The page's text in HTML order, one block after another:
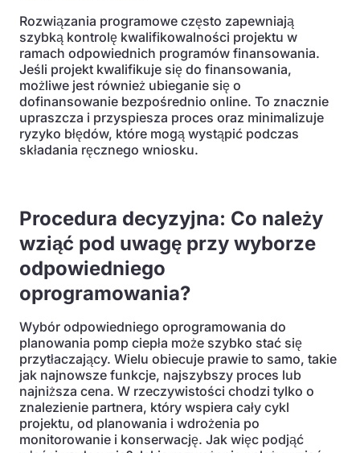
Rozwiązania programowe często zapewniają
szybką kontrolę kwalifikowalności projektu w
ramach odpowiednich programów finansowania.
Jeśli projekt kwalifikuje się do finansowania,
możliwe jest również ubieganie się o
dofinansowanie bezpośrednio online. To znacznie
upraszcza i przyspiesza proces oraz minimalizuje
ryzyko błędów, które mogą wystąpić podczas
składania ręcznego wniosku.
Procedura decyzyjna: Co należy
wziąć pod uwagę przy wyborze
odpowiedniego
oprogramowania?
Wybór odpowiedniego oprogramowania do
planowania pomp ciepła może szybko stać się
przytłaczający. Wielu obiecuje prawie to samo, takie
jak najnowsze funkcje, najszybszy proces lub
najniższa cena. W rzeczywistości chodzi tylko o
znalezienie partnera, który wspiera cały cykl
projektu, od planowania i wdrożenia po
monitorowanie i konserwację. Jak więc podjąć